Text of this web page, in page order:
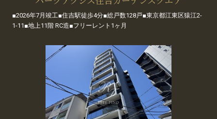
■2026年7月竣工■住吉駅徒歩4分■総戸数128戸■東京都江東区猿江2-
1-11■地上11階 RC造■フリーレント1ヶ月